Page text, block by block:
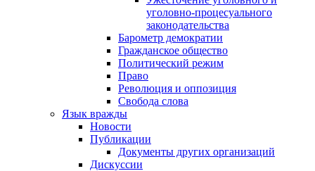
уголовно-процесуального
законодательства
Барометр демократии
Гражданское общество
Политический режим
Право
Революция и оппозиция
Свобода слова
Язык вражды
Новости
Публикации
Документы других организаций
Дискуссии